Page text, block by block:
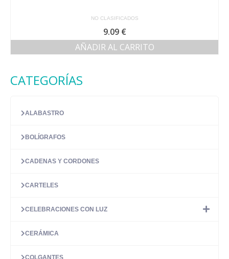
NO CLASIFICADOS
9.09 €
AÑADIR AL CARRITO
CATEGORÍAS
ALABASTRO
BOLÍGRAFOS
CADENAS Y CORDONES
CARTELES
CELEBRACIONES CON LUZ
CERÁMICA
COLGANTES